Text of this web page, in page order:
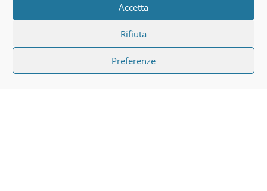
Accetta
Rifiuta
Preferenze
per accedere alla pagina di gestione dei cookie.
Internet Explorer
http://windows.microsoft.com/en-us/windows-vista/block-or-allow-
cookies